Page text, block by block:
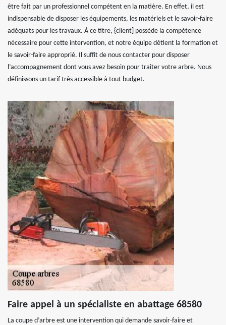
être fait par un professionnel compétent en la matière. En effet, il est
indispensable de disposer les équipements, les matériels et le savoir-faire
adéquats pour les travaux. À ce titre, {client] possède la compétence
nécessaire pour cette intervention, et notre équipe détient la formation et
le savoir-faire approprié. Il suffit de nous contacter pour disposer
l’accompagnement dont vous avez besoin pour traiter votre arbre. Nous
définissons un tarif très accessible à tout budget.
Faire appel à un spécialiste en abattage 68580
La coupe d’arbre est une intervention qui demande savoir-faire et